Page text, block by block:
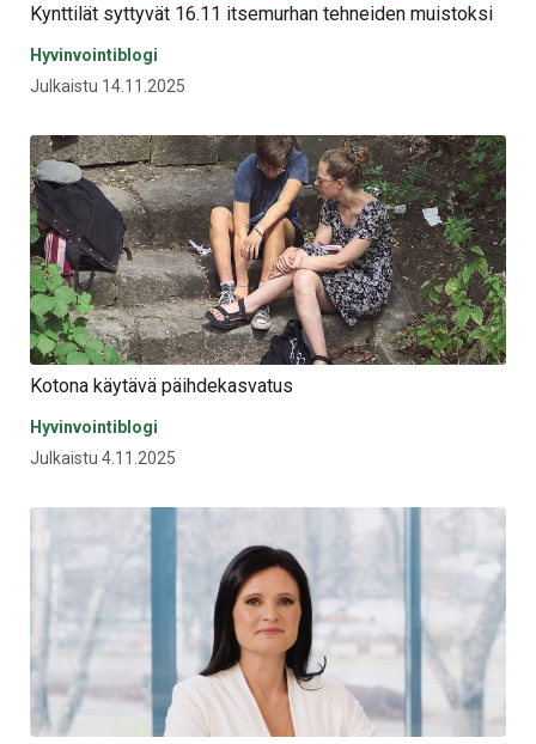
Kynttilät syttyvät 16.11 itsemurhan tehneiden muistoksi
Hyvinvointiblogi
Julkaistu 14.11.2025
Kotona käytävä päihdekasvatus
Hyvinvointiblogi
Julkaistu 4.11.2025